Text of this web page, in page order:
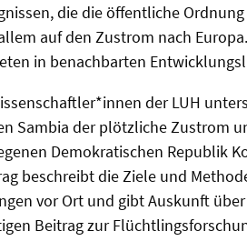
die die öffentliche
auf den Zustrom nach
in benachbarten
der LUH
Sambia der plötzliche Zustrom
Demokratischen Republik
beschreibt die Ziele und
vor Ort und gibt Auskunft
Beitrag zur